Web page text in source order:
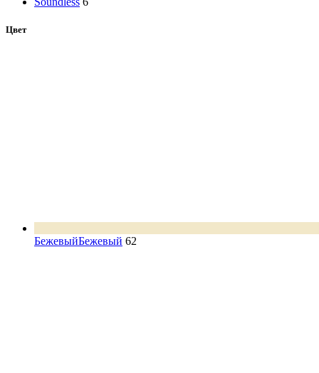
Цвет
БежевыйБежевый 62